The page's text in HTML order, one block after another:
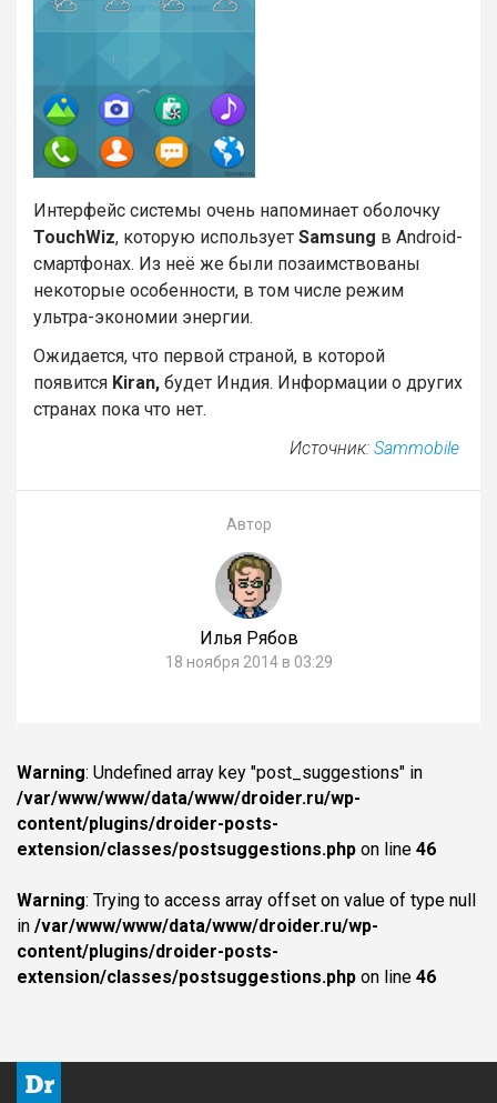
Интерфейс системы очень напоминает оболочку
TouchWiz, которую использует Samsung в Android-
смартфонах. Из неё же были позаимствованы
некоторые особенности, в том числе режим
ультра-экономии энергии.
Ожидается, что первой страной, в которой
появится Kiran, будет Индия. Информации о других
странах пока что нет.
Источник: Sammobile
Автор
Илья Рябов
18 ноября 2014 в 03:29
Warning: Undefined array key "post_suggestions" in
/var/www/www/data/www/droider.ru/wp-
content/plugins/droider-posts-
extension/classes/postsuggestions.php on line 46
Warning: Trying to access array offset on value of type null
in /var/www/www/data/www/droider.ru/wp-
content/plugins/droider-posts-
extension/classes/postsuggestions.php on line 46